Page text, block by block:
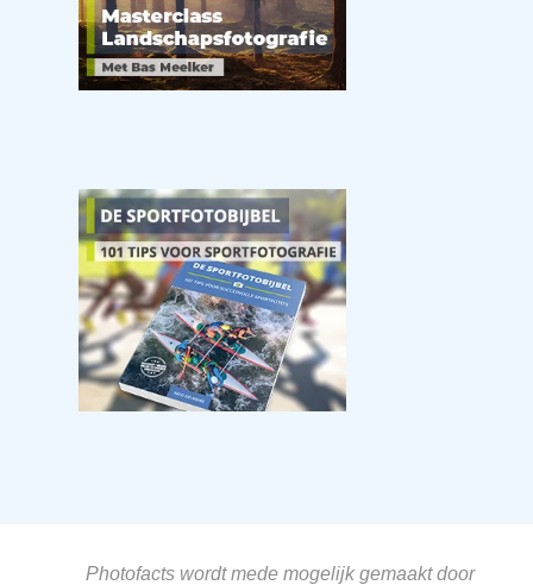
Photofacts wordt mede mogelijk gemaakt door